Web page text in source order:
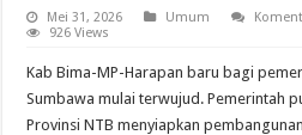
Mei 31, 2026 Umum
926 Views
Kab Bima-MP-Harapan baru bagi
Sumbawa mulai terwujud. Pemerintah
Provinsi NTB menyiapkan